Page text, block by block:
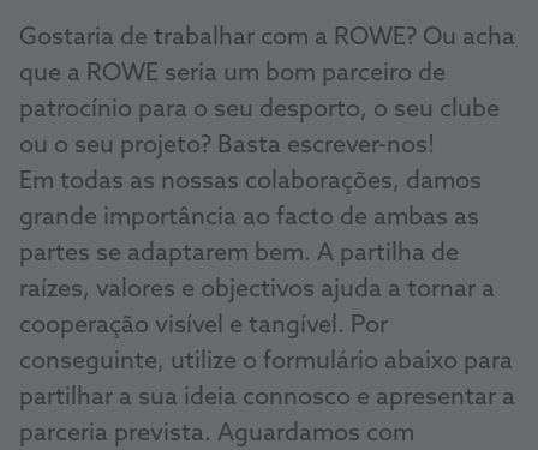
Gostaria de trabalhar com a ROWE? Ou acha
que a ROWE seria um bom parceiro de
patrocínio para o seu desporto, o seu clube
ou o seu projeto? Basta escrever-nos!
Em todas as nossas colaborações, damos
grande importância ao facto de ambas as
partes se adaptarem bem. A partilha de
raízes, valores e objectivos ajuda a tornar a
cooperação visível e tangível. Por
conseguinte, utilize o formulário abaixo para
partilhar a sua ideia connosco e apresentar a
parceria prevista. Aguardamos com